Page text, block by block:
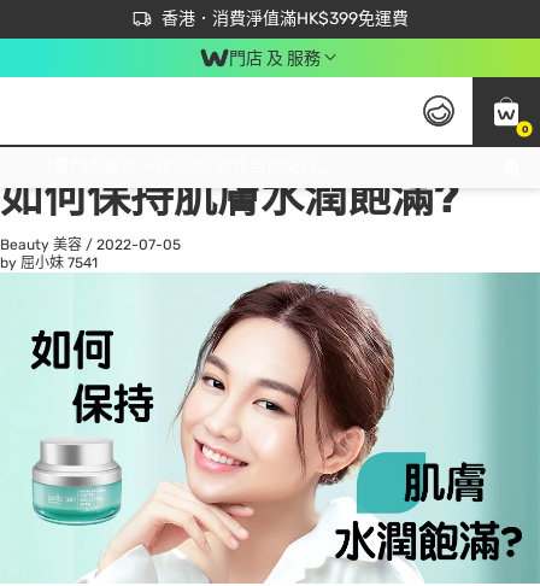
香港．消費淨值滿HK$399免運費
立即成為易賞錢會員盡享獨家優惠
首次APP下單買滿$450 輸入 NEWAPP 即減$50
門店 及 服務
0
All
如何保持肌膚水潤飽滿?
Beauty 美容 / 2022-07-05
by 屈小妹 7541